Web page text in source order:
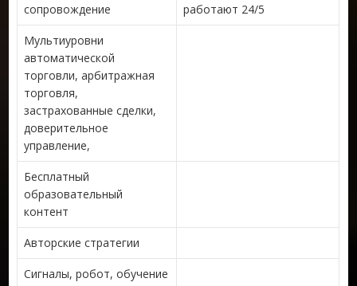
сопровождение
работают 24/5
Мультиуровни
автоматической
торговли, арбитражная
торговля,
застрахованные сделки,
доверительное
управление,
Бесплатный
образовательный
контент
Авторские стратегии
Сигналы, робот, обучение